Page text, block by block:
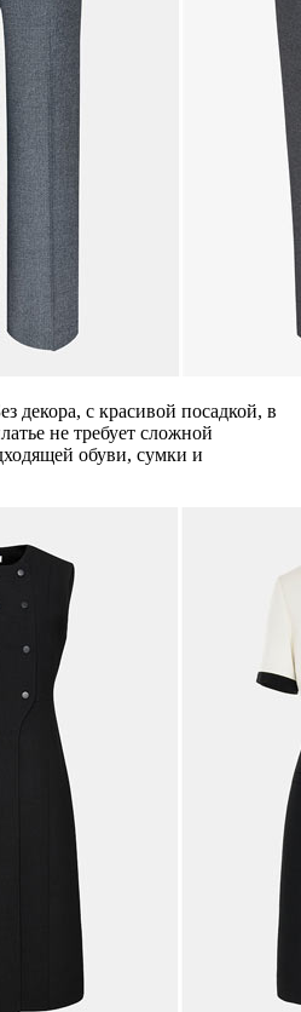
декора, с красивой посадкой, в
не требует сложной
обуви, сумки и